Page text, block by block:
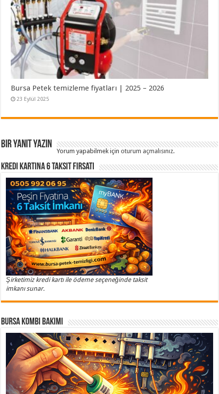
Bursa Petek temizleme fiyatları | 2025 – 2026
23 Eylül 2025
Bir yanıt yazın
Yorum yapabilmek içinoturum açmalısınız.
Kredi Kartına 6 Taksit Fırsatı
Şirketimiz kredi kartı ile ödeme seçeneğinde taksit
imkanı sunar.
Bursa Kombi Bakımı